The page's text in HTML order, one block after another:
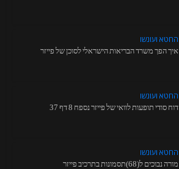
החטא ועונשו
איך הפך משרד הבריאות הישראלי לסוכן של פייזר
החטא ועונשו
דוח סודי תופעות לוואי של פייזר נספח 8 דף 37
החטא ועונשו
מורה נבוכים ל(68)תסמונות בתרכיב פייזר